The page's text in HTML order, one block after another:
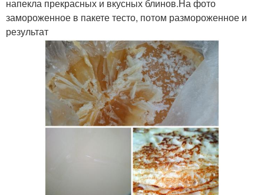
напекла прекрасных и вкусных блинов.На фото
замороженное в пакете тесто, потом размороженное и
результат